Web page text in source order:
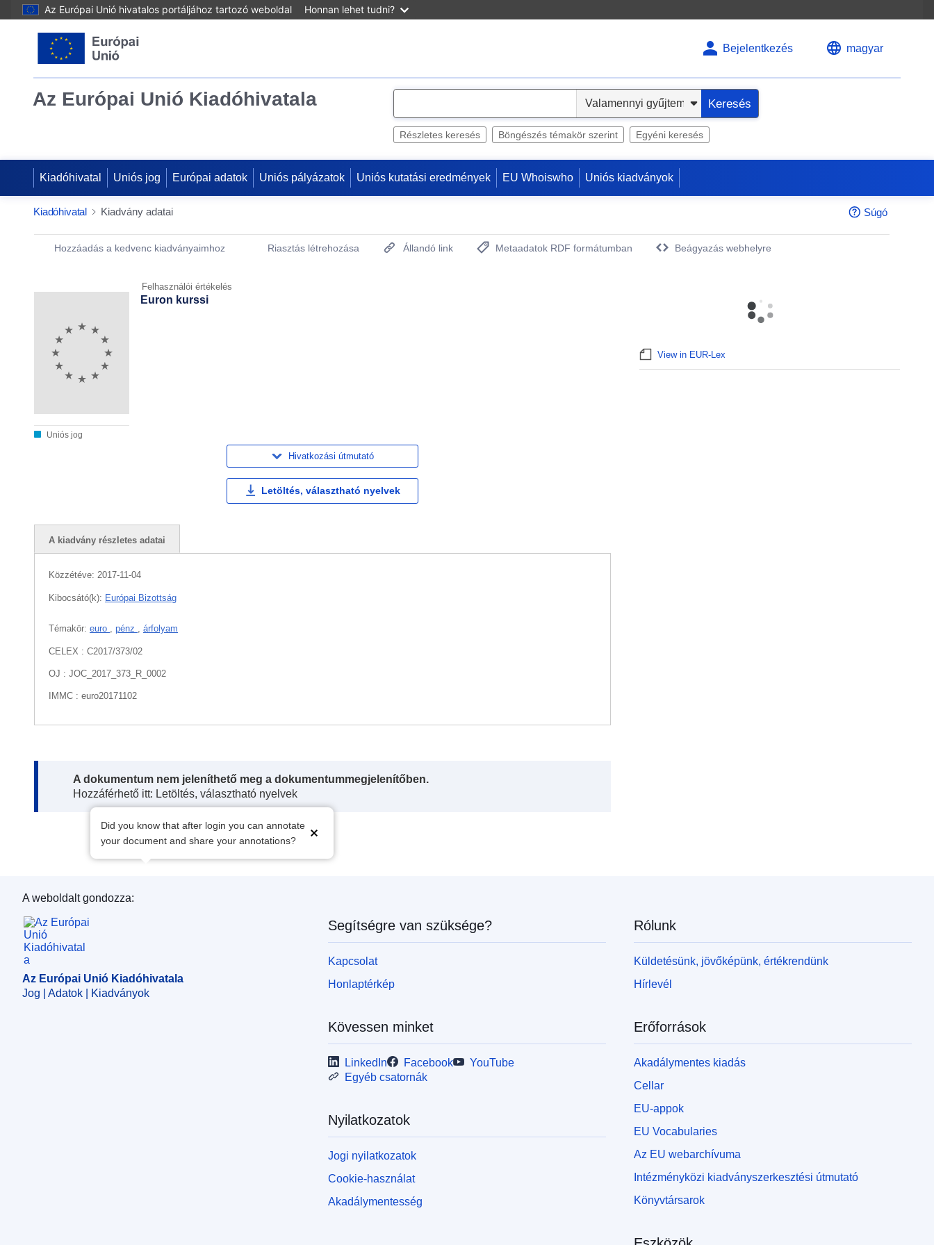
Az Európai Unió hivatalos portáljához tartozó weboldal Honnan lehet tudni?
Bejelentkezés magyar
Az Európai Unió Kiadóhivatala
e
Keresés
Részletes keresés Böngészés témakör szerint Egyéni keresés
Kiadóhivatal Uniós jog Európai adatok Uniós pályázatok Uniós kutatási eredmények EU Whoiswho Uniós kiadványok
Kiadóhivatal Kiadvány adatai Súgó
Publication Detail Actions Portlet
Hozzáadás a kedvenc kiadványaimhoz Riasztás létrehozása Állandó link
Metaadatok RDF formátumban
Beágyazás webhelyre
Felhasználói értékelés
Uniós jog
Euron kurssi
Hivatkozási útmutató
Letöltés, választható nyelvek
A kiadvány részletes adatai
Közzétéve: 2017-11-04
Kibocsátó(k): Európai Bizottság
Témakör: euro , pénz , árfolyam
CELEX : C2017/373/02
OJ : JOC_2017_373_R_0002
IMMC : euro20171102
Note:
A dokumentum nem jeleníthető meg a dokumentummegjelenítőben.
Hozzáférhető itt: Letöltés, választható nyelvek
Did you know that after login you can annotate
your document and share your annotations?
View in EUR-Lex
Az Európai Unió Kiadóhivatala
A weboldalt gondozza:
Az Európai Unió Kiadóhivatala
Jog | Adatok | Kiadványok
Segítségre van szüksége?
Kapcsolat
Honlaptérkép
Kövessen minket
LinkedIn Facebook
YouTube
Egyéb csatornák
Nyilatkozatok
Jogi nyilatkozatok
Cookie-használat
Akadálymentesség
Rólunk
Küldetésünk, jövőképünk, értékrendünk
Hírlevél
Erőforrások
Akadálymentes kiadás
Cellar
EU-appok
EU Vocabularies
Az EU webarchívuma
Intézményközi kiadványszerkesztési útmutató
Könyvtársarok